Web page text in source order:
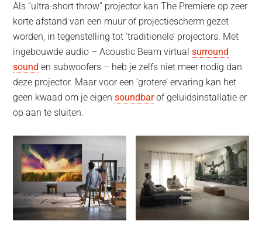
Als “ultra-short throw” projector kan The Premiere op zeer
korte afstand van een muur of projectiescherm gezet
worden, in tegenstelling tot ’traditionele’ projectors. Met
ingebouwde audio – Acoustic Beam virtualsurround
sound en subwoofers – heb je zelfs niet meer nodig dan
deze projector. Maar voor een ‘grotere’ ervaring kan het
geen kwaad om je eigensoundbarof geluidsinstallatie er
op aan te sluiten.